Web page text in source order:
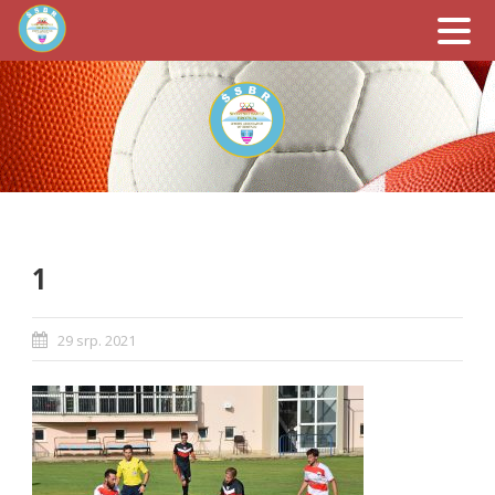
1
29 srp. 2021